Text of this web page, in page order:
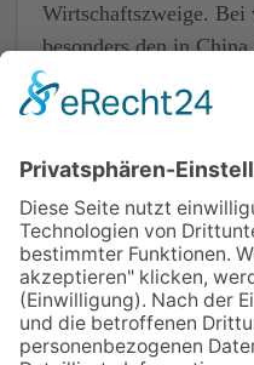
Wirtschaftszweige. Bei
besonders den in
Produktionsstopps,
Gewinnwarnungen. Die
absatzwirtschaft.de hat
Unternehmen
unterschiedliche Art
Epidemie betroffen
Quelle: